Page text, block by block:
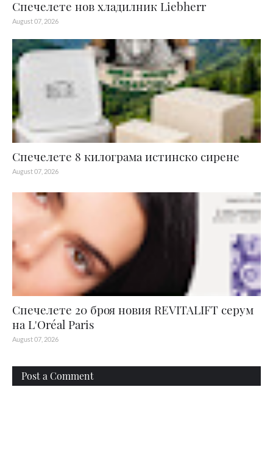
Спечелете нов хладилник Liebherr
August 07, 2026
Спечелете 8 килограма истинско сирене
August 07, 2026
Спечелете 20 броя новия REVITALIFT серум
на L'Oréal Paris
August 07, 2026
Post a Comment